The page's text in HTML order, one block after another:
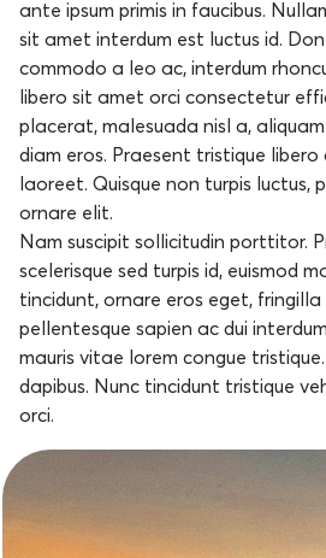
ante ipsum primis in faucibus.
sit amet interdum est luctus id.
commodo a leo ac, interdum
libero sit amet orci consectetur
placerat, malesuada nisl a,
diam eros. Praesent tristique
laoreet. Quisque non turpis luctus,
ornare elit.
Nam suscipit sollicitudin porttitor.
scelerisque sed turpis id, euismod
tincidunt, ornare eros eget, fringilla
pellentesque sapien ac dui
mauris vitae lorem congue tristique.
dapibus. Nunc tincidunt tristique
orci.